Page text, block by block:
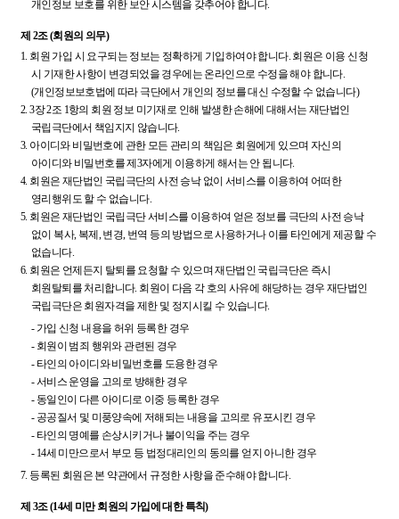
개인정보 보호를 위한 보안 시스템을 갖추어야 합니다.
제 2조 (회원의 의무)
1. 회원 가입 시 요구되는 정보는 정확하게 기입하여야 합니다. 회원은 이용 신청
시 기재한 사항이 변경되었을 경우에는 온라인으로 수정을 해야 합니다.
(개인정보보호법에 따라 극단에서 개인의 정보를 대신 수정할 수 없습니다)
2. 3장 2조 1항의 회원 정보 미기재로 인해 발생한 손해에 대해서는 재단법인
국립극단에서 책임지지 않습니다.
3. 아이디와 비밀번호에 관한 모든 관리의 책임은 회원에게 있으며 자신의
아이디와 비밀번호를 제3자에게 이용하게 해서는 안 됩니다.
4. 회원은 재단법인 국립극단의 사전 승낙 없이 서비스를 이용하여 어떠한
영리행위도 할 수 없습니다.
5. 회원은 재단법인 국립극단 서비스를 이용하여 얻은 정보를 극단의 사전 승낙
없이 복사, 복제, 변경, 번역 등의 방법으로 사용하거나 이를 타인에게 제공할 수
없습니다.
6. 회원은 언제든지 탈퇴를 요청할 수 있으며 재단법인 국립극단은 즉시
회원탈퇴를 처리합니다. 회원이 다음 각 호의 사유에 해당하는 경우 재단법인
국립극단은 회원자격을 제한 및 정지시킬 수 있습니다.
- 가입 신청 내용을 허위 등록한 경우
- 회원이 범죄 행위와 관련된 경우
- 타인의 아이디와 비밀번호를 도용한 경우
-서비스 운영을 고의로 방해한 경우
- 동일인이 다른 아이디로 이중 등록한 경우
- 공공질서 및 미풍양속에 저해되는 내용을 고의로 유포시킨 경우
- 타인의 명예를 손상시키거나 불이익을 주는 경우
- 14세 미만으로서 부모 등 법정대리인의 동의를 얻지 아니한 경우
7. 등록된 회원은 본 약관에서 규정한 사항을 준수해야 합니다.
제 3조 (14세 미만 회원의 가입에 대한 특칙)